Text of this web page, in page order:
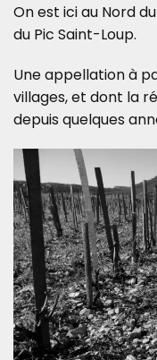
On est ici au Nord
du Pic Saint-Loup.
Une appellation à
villages, et dont la
depuis quelques